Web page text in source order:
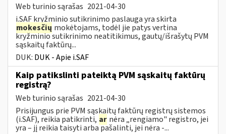
Web turinio sąrašas 2021-04-30
i.SAF kryžminio sutikrinimo paslauga yra skirta
mokesčių mokėtojams, todėl jie patys vertina
kryžminio sutikrinimo neatitikimus, gautų/išrašytų PVM
sąskaitų faktūrų...
DUK: DUK - Apie i.SAF
Kaip patikslinti pateiktą PVM sąskaitų faktūrų
registrą?
Web turinio sąrašas 2021-04-30
Prisijungus prie PVM sąskaitų faktūrų registrų sistemos
(i.SAF), reikia patikrinti, ar nėra „rengiamo" registro, jei
yra – jį reikia taisyti arba pašalinti, jei nėra -...